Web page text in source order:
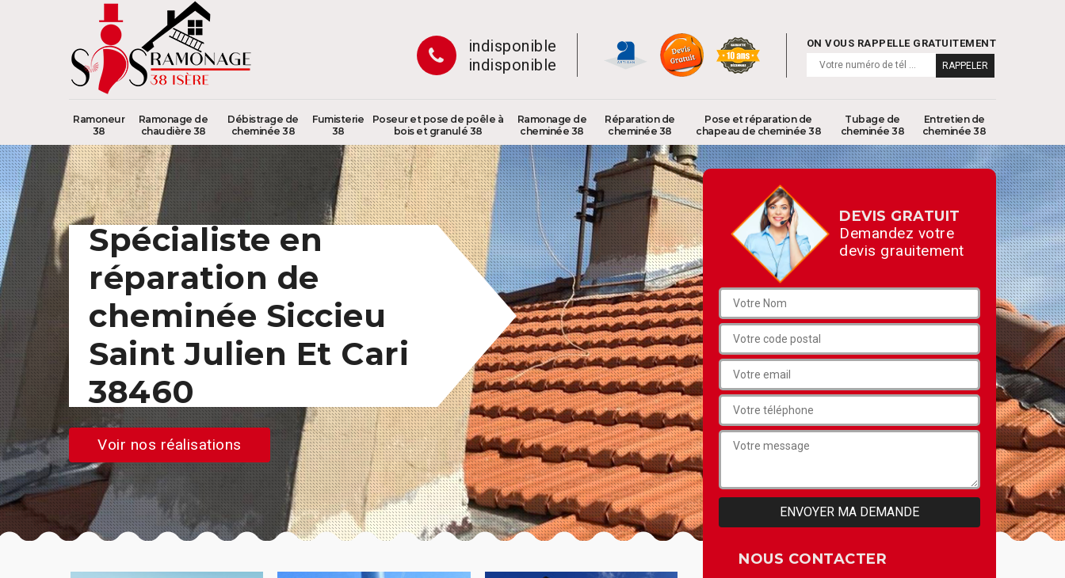
indisponible
indisponible
ON VOUS RAPPELLE GRATUITEMENT
Ramoneur
38
Ramonage de
chaudière 38
Débistrage de
cheminée 38
Fumisterie
38
Poseur et pose de poêle à
bois et granulé 38
Ramonage de
cheminée 38
Réparation de
cheminée 38
Pose et réparation de
chapeau de cheminée 38
Tubage de
cheminée 38
Entretien de
cheminée 38
Spécialiste en
réparation de
cheminée Siccieu
Saint Julien Et Cari
38460
Voir nos réalisations
DEVIS GRATUIT
Demandez votre
devis grauitement
NOUS CONTACTER